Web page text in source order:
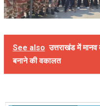
See also उत्तराखंड में मानव
बनाने की वकालत